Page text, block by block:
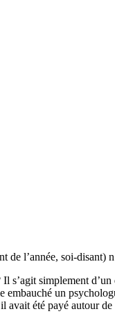
de l’année, soi-disant)
Il s’agit simplement
un
avait été payé autour